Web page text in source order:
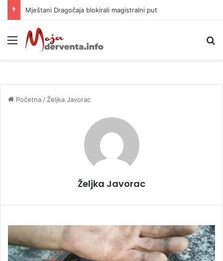
Mještani Dragočaja blokirali magistralni put
Meni
Početna / Željka Javorac
Željka Javorac